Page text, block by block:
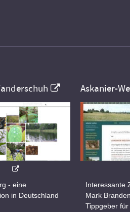
- eine
in Deutschland
Askanier-
Interessante
Mark
Tippgeber